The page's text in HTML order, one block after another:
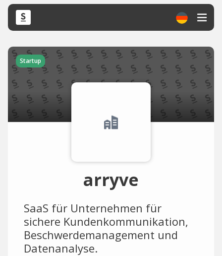
Startup
arryve
SaaS für Unternehmen für
sichere Kundenkommunikation,
Beschwerdemanagement und
Datenanalyse.